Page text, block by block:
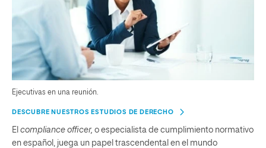
Ejecutivas en una reunión.
DESCUBRE NUESTROS ESTUDIOS DE DERECHO
El compliance officer, o especialista de cumplimiento normativo
en español, juega un papel trascendental en el mundo